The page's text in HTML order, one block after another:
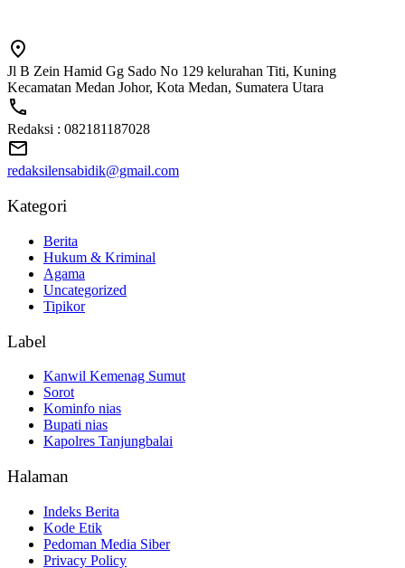
Jl B Zein Hamid Gg Sado No 129 kelurahan Titi, Kuning
Kecamatan Medan Johor, Kota Medan, Sumatera Utara
Redaksi : 082181187028
redaksilensabidik@gmail.com
Kategori
Berita
Hukum & Kriminal
Agama
Uncategorized
Tipikor
Label
Kanwil Kemenag Sumut
Sorot
Kominfo nias
Bupati nias
Kapolres Tanjungbalai
Halaman
Indeks Berita
Kode Etik
Pedoman Media Siber
Privacy Policy